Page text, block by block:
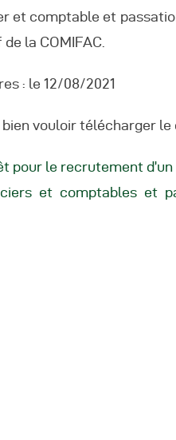
et comptable et
la COMIFAC.
: le 12/08/2021
bien vouloir télécharger
pour le recrutement
et comptables et